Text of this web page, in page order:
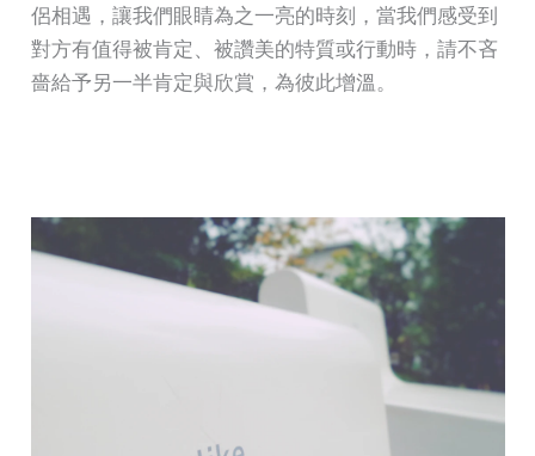
侶相遇，讓我們眼睛為之一亮的時刻，當我們感受到
對方有值得被肯定、被讚美的特質或行動時，請不吝
嗇給予另一半肯定與欣賞，為彼此增溫。